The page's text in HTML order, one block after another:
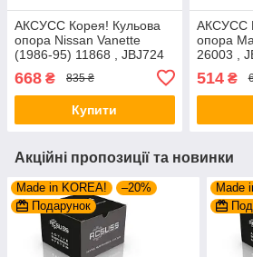
AКСУСС Корея! Кульова
опора Nissan Vanette
(1986-95) 11868 , JBJ724
668 ₴ 835 ₴
Купити
AКСУСС
опора
26003 ,
514₴
Акційні пропозиції та новинки
Made in KOREA!
–20%
Подарунок
Made